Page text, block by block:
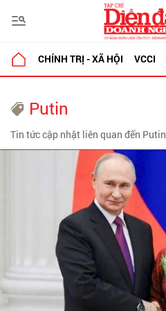
CHÍNH TRỊ - XÃ HỘI VCCI
Putin
Tin tức cập nhật liên quan đến Putin